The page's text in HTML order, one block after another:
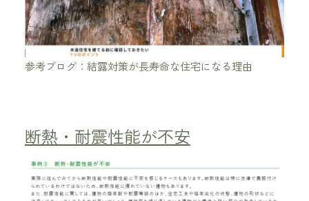
参考ブログ：結露対策が長寿命な住宅になる理由
断熱・耐震性能が不安